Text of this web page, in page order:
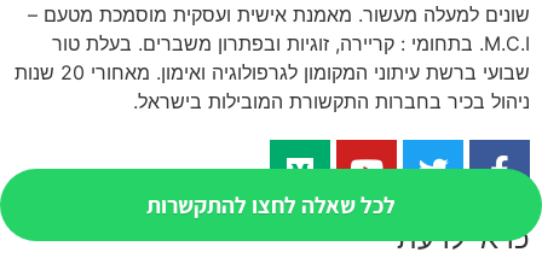
שונים למעלה מעשור. מאמנת אישית ועסקית מוסמכת מטעם –
M.C.I. בתחומי : קריירה, זוגיות ובפתרון משברים. בעלת טור
שבועי ברשת עיתוני המקומון לגרפולוגיה ואימון. מאחורי 20 שנות
ניהול בכיר בחברות התקשורת המובילות בישראל.
כדאי לדעת
לכל שאלה לחצו להתקשרות